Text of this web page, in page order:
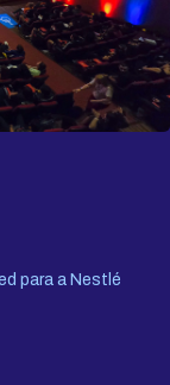
para a Nestlé